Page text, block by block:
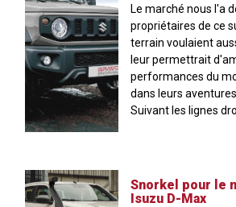
Le marché nous l'a
propriétaires de ce
terrain voulaient
leur permettrait
performances du
dans leurs
Suivant les lignes
Snorkel pour le
Isuzu D-Max